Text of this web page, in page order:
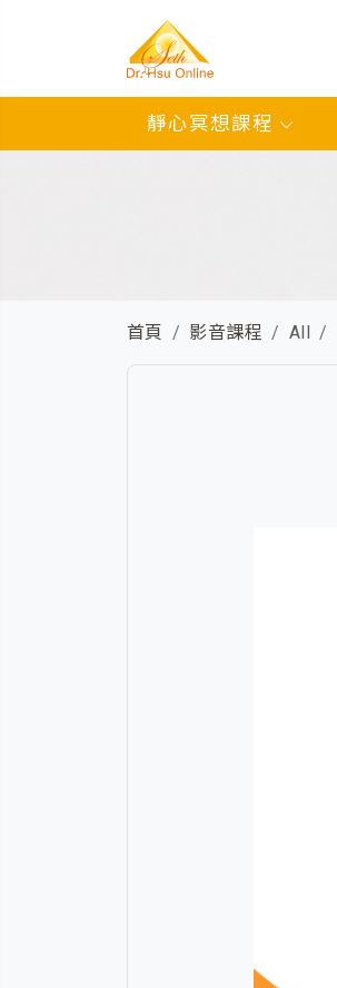
靜心冥想課程
首頁 影音課程 All